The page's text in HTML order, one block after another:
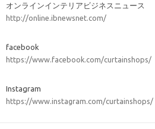
オンラインインテリアビジネスニュース
http://online.ibnewsnet.com/
facebook
https://www.facebook.com/curtainshops/
Instagram
https://www.instagram.com/curtainshops/